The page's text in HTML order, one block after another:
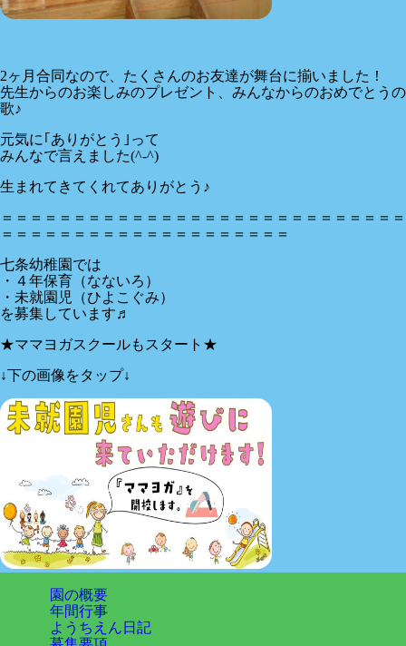
2ヶ月合同なので、たくさんのお友達が舞台に揃いました！
先生からのお楽しみのプレゼント、みんなからのおめでとうの
歌♪
元気に｢ありがとう｣って
みんなで言えました(^-^)
生まれてきてくれてありがとう♪
＝＝＝＝＝＝＝＝＝＝＝＝＝＝＝＝＝＝＝＝＝＝＝＝＝＝＝＝
＝＝＝＝＝＝＝＝＝＝＝＝＝＝＝＝＝＝＝＝
七条幼稚園では
・４年保育（なないろ）
・未就園児（ひよこぐみ）
を募集しています♬
★ママヨガスクールもスタート★
↓下の画像をタップ↓
園の概要
年間行事
ようちえん日記